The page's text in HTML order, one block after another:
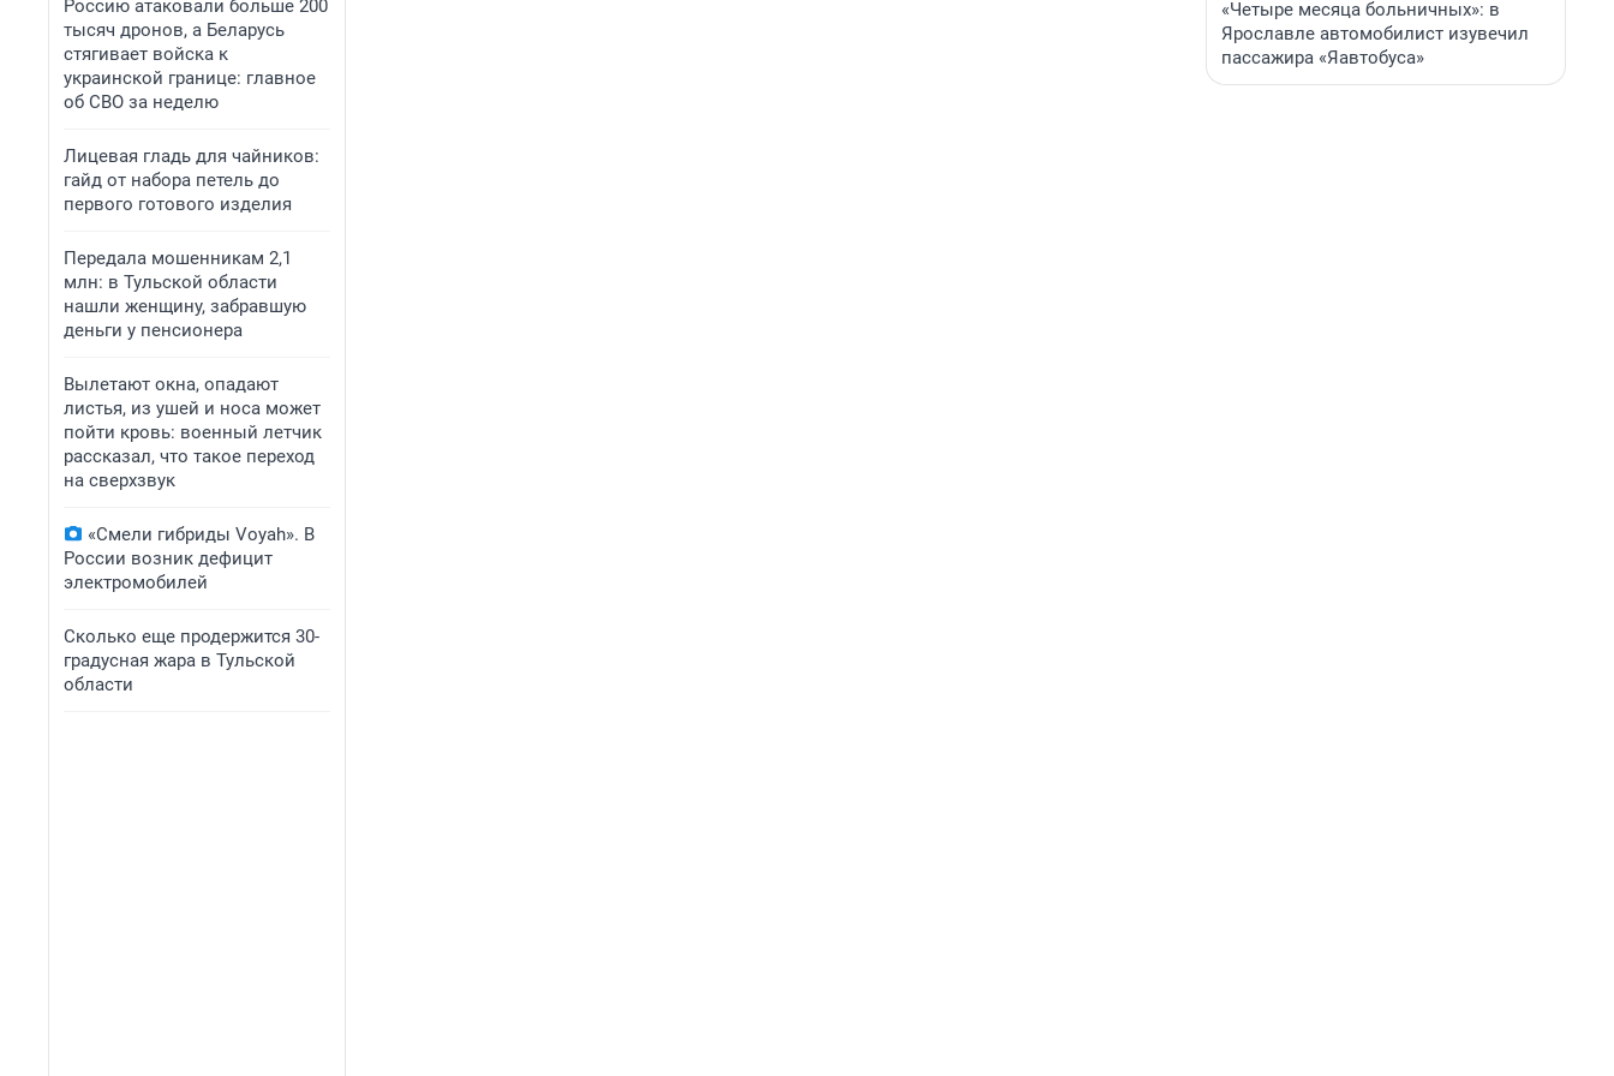
Россию атаковали больше 200
тысяч дронов, а Беларусь
стягивает войска к
украинской границе: главное
об СВО за неделю
Лицевая гладь для чайников:
гайд от набора петель до
первого готового изделия
Передала мошенникам 2,1
млн: в Тульской области
нашли женщину, забравшую
деньги у пенсионера
Вылетают окна, опадают
листья, из ушей и носа может
пойти кровь: военный летчик
рассказал, что такое переход
на сверхзвук
«Смели гибриды Voyah». В
России возник дефицит
электромобилей
Сколько еще продержится 30-
градусная жара в Тульской
области
«Четыре месяца больничных»: в
Ярославле автомобилист изувечил
пассажира «Яавтобуса»